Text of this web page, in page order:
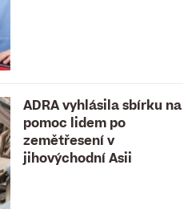
ADRA vyhlásila sbírku na
pomoc lidem po
zemětřesení v
jihovýchodní Asii